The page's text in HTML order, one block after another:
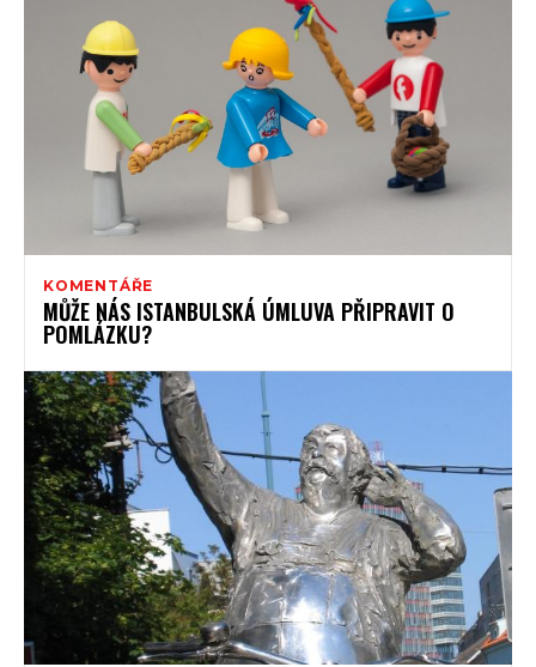
KOMENTÁŘE
MŮŽE NÁS ISTANBULSKÁ ÚMLUVA PŘIPRAVIT O
POMLÁZKU?